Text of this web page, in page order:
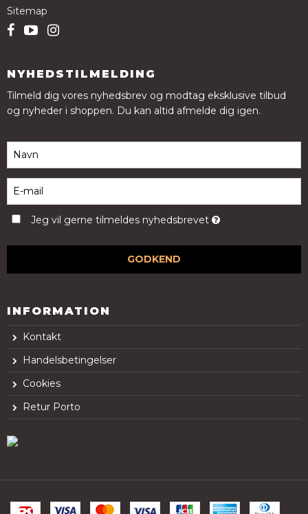
Sitemap
NYHEDSTILMELDING
Tilmeld dig vores nyhedsbrev og modtag eksklusive tilbud
og nyheder i shoppen. Du kan altid afmelde dig igen.
Jeg vil gerne tilmeldes nyhedsbrevet
GODKEND
INFORMATION
Kontakt
Handelsbetingelser
Cookies
Retur Porto